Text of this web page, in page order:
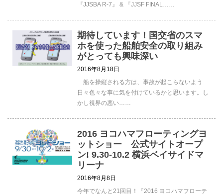
『JJSBA R-7』 & 『JJSF FINAL……
期待しています！国交省のスマ
ホを使った船舶安全の取り組み
がとっても興味深い
2016年8月18日
船を操縦される方は、事故が起こらないよう
日々色々な事に気を付けているかと思います。し
かし視界の悪い……
2016 ヨコハマフローティングヨ
ットショー 公式サイトオープ
ン! 9.30-10.2 横浜ベイサイドマ
リーナ
2016年8月8日
今年でなんと21回目！『2016 ヨコハマフローテ